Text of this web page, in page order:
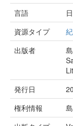
言語
資源タイプ
出版者
発行日
権利情報